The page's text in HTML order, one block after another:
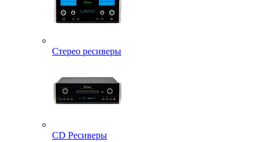
Стерео ресиверы
CD Ресиверы